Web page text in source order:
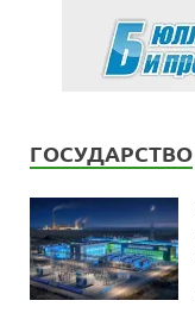
ГОСУДАРСТВО